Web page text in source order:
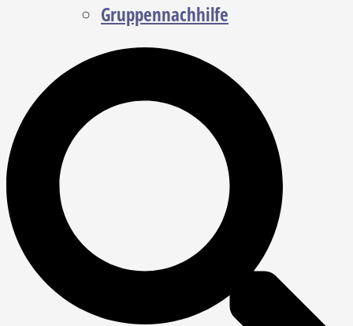
Gruppennachhilfe